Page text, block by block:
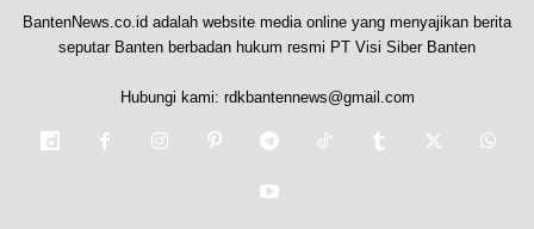
BantenNews.co.id adalah website media online yang menyajikan berita
seputar Banten berbadan hukum resmi PT Visi Siber Banten
Hubungi kami: rdkbantennews@gmail.com